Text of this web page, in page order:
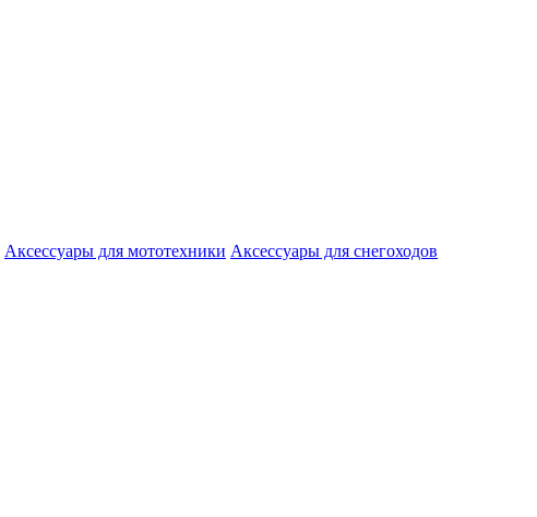
Аксессуары для мототехники Аксессуары для снегоходов